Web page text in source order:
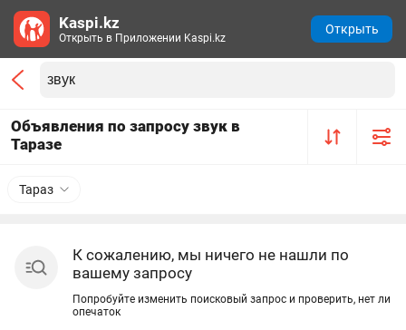
Объявления по запросу звук в
Таразе
Тараз
К сожалению, мы ничего не нашли по
вашему запросу
Попробуйте изменить поисковый запрос и проверить, нет ли
опечаток
Kaspi.kz
Открыть в Приложении Kaspi.kz
Открыть